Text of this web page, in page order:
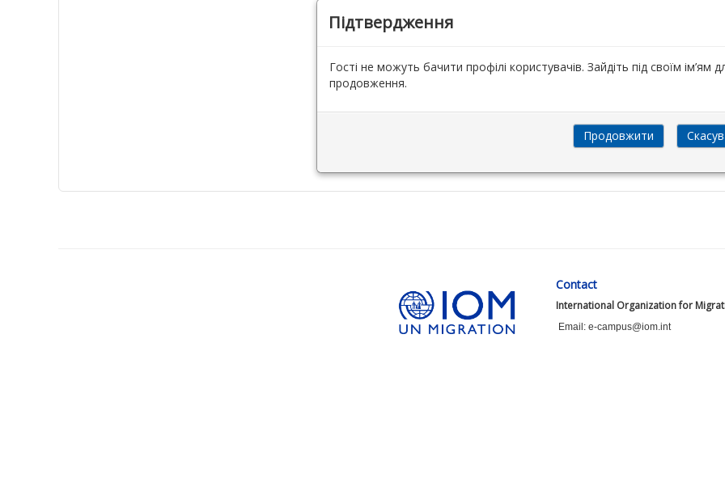
Підтвердження
Гості не можуть бачити профілі користувачів. Зайдіть під своїм ім’ям
продовження.
Contact
International Organization for
Email: e-campus@iom.int